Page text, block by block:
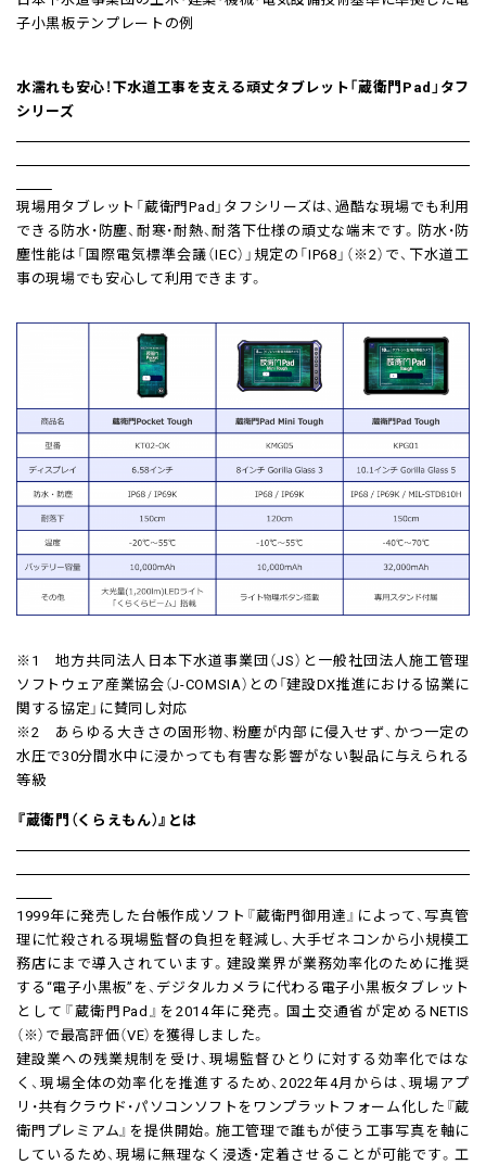
子小黒板テンプレートの例
水濡れも安心！下水道工事を支える頑丈タブレット「蔵衛門Pad」タフ
シリーズ
現場用タブレット「蔵衛門Pad」タフシリーズは、過酷な現場でも利用
できる防水・防塵、耐寒・耐熱、耐落下仕様の頑丈な端末です。防水・防
塵性能は「国際電気標準会議（IEC）」規定の「IP68」（※2）で、下水道工
事の現場でも安心して利用できます。
※1 地方共同法人日本下水道事業団（JS）と一般社団法人施工管理
ソフトウェア産業協会（J-COMSIA）との「建設DX推進における協業に
関する協定」に賛同し対応
※2 あらゆる大きさの固形物、粉塵が内部に侵入せず、かつ一定の
水圧で30分間水中に浸かっても有害な影響がない製品に与えられる
等級
『蔵衛門（くらえもん）』とは
1999年に発売した台帳作成ソフト『蔵衛門御用達』によって、写真管
理に忙殺される現場監督の負担を軽減し、大手ゼネコンから小規模工
務店にまで導入されています。建設業界が業務効率化のために推奨
する“電子小黒板”を、デジタルカメラに代わる電子小黒板タブレット
として『蔵衛門Pad』を2014年に発売。国土交通省が定めるNETIS
（※）で最高評価（VE）を獲得しました。
建設業への残業規制を受け、現場監督ひとりに対する効率化ではな
く、現場全体の効率化を推進するため、2022年4月からは、現場アプ
リ・共有クラウド・パソコンソフトをワンプラットフォーム化した『蔵
衛門プレミアム』を提供開始。施工管理で誰もが使う工事写真を軸に
しているため、現場に無理なく浸透・定着させることが可能です。工